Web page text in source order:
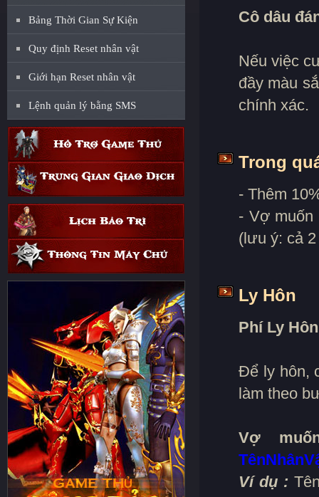
Bảng Thời Gian Sự Kiện
Quy định Reset nhân vật
Giới hạn Reset nhân vật
Lệnh quản lý bằng SMS
Cô dâu
Nếu việc
đầy màu
chính xác.
Trong
- Thêm
- Vợ
(lưu ý: cả
Ly Hôn
Phí Ly
Để ly hôn,
làm theo
Vợ
Ví dụ :